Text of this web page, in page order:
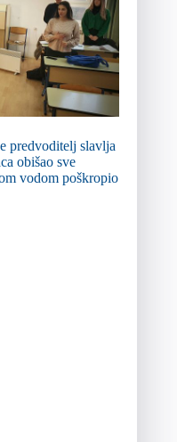
predvoditelj slavlja
obišao sve
vodom poškropio